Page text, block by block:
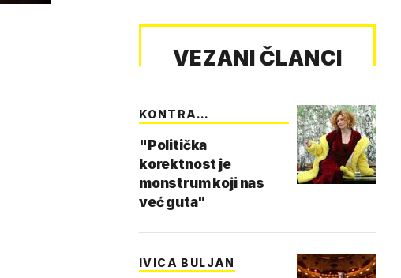
VEZANI ČLANCI
KONTRA
"Politička
korektnost je
monstrum koji nas
već guta"
IVICA BULJAN